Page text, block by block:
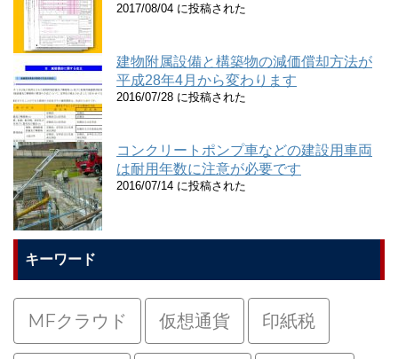
2017/08/04 に投稿された
建物附属設備と構築物の減価償却方法が
平成28年4月から変わります
2016/07/28 に投稿された
コンクリートポンプ車などの建設用車両
は耐用年数に注意が必要です
2016/07/14 に投稿された
キーワード
MFクラウド 仮想通貨 印紙税